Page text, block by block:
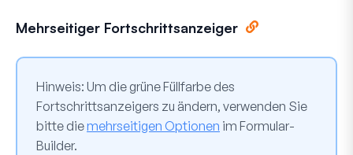
Mehrseitiger Fortschrittsanzeiger
Hinweis: Um die grüne Füllfarbe des
Fortschrittsanzeigers zu ändern, verwenden Sie
bitte diemehrseitigen Optionen im Formular-
Builder.